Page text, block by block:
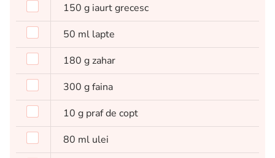
150 g iaurt grecesc
50 ml lapte
180 gzahar
300 gfaina
10 g praf de copt
80 ml ulei